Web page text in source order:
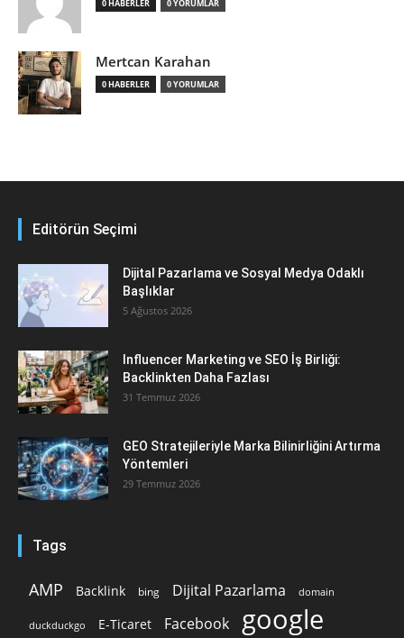
0 HABERLER 0 YORUMLAR
Mertcan Karahan
0 HABERLER 0 YORUMLAR
Editörün Seçimi
Dijital Pazarlama ve Sosyal Medya Odaklı
Başlıklar
5 Ağustos 2026
Influencer Marketing ve SEO İş Birliği:
Backlinkten Daha Fazlası
31 Temmuz 2026
GEO Stratejileriyle Marka Bilinirliğini Artırma
Yöntemleri
29 Temmuz 2026
Tags
AMP Backlink bing Dijital Pazarlama domain
duckduckgo E-Ticaret Facebook google